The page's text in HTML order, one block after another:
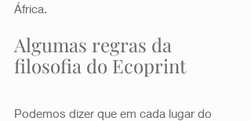
África.
Algumas regras da
filosofia do Ecoprint
Podemos dizer que em cada lugar do